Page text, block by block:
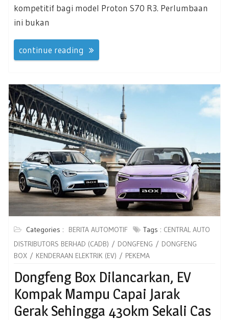
kompetitif bagi model Proton S70 R3. Perlumbaan
ini bukan
continue reading
Categories : BERITA AUTOMOTIF Tags : CENTRAL AUTO
DISTRIBUTORS BERHAD (CADB)
DONGFENG
DONGFENG
BOX
KENDERAAN ELEKTRIK (EV) PEKEMA
Dongfeng Box Dilancarkan, EV
Kompak Mampu Capai Jarak
Gerak Sehingga 430km Sekali Cas